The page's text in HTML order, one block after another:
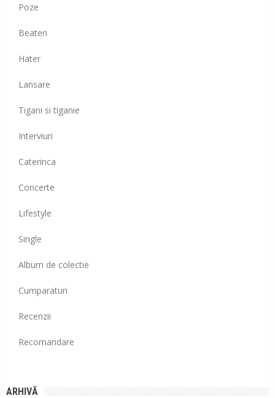
Poze
Beateri
Hater
Lansare
Tigani si tiganie
Interviuri
Caterinca
Concerte
Lifestyle
Single
Album de colectie
Cumparaturi
Recenzii
Recomandare
ARHIVĂ